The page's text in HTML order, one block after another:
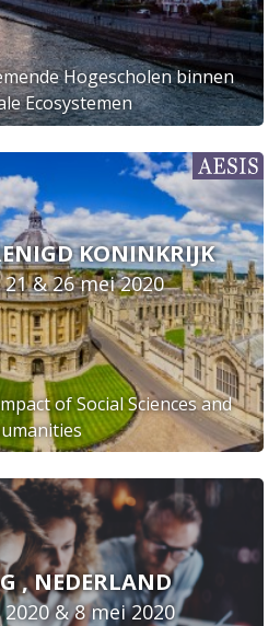
Hogescholen binnen
Ecosystemen
KONINKRIJK
& 26 mei 2020
of Social Sciences and
, NEDERLAND
& 8 mei 2020